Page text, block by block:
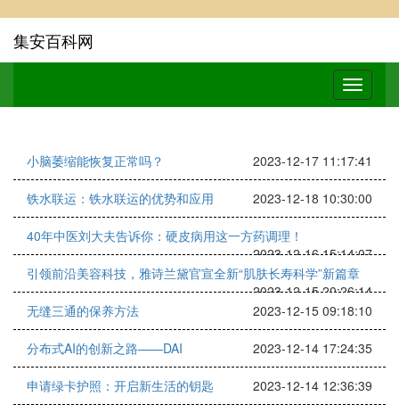
集安百科网
小脑萎缩能恢复正常吗？ 2023-12-17 11:17:41
铁水联运：铁水联运的优势和应用 2023-12-18 10:30:00
40年中医刘大夫告诉你：硬皮病用这一方药调理！
2023-12-16 15:14:07
引领前沿美容科技，雅诗兰黛官宣全新“肌肤长寿科学”新篇章
2023-12-15 20:26:14
无缝三通的保养方法
2023-12-15 09:18:10
分布式AI的创新之路——DAI 2023-12-14 17:24:35
申请绿卡护照：开启新生活的钥匙 2023-12-14 12:36:39